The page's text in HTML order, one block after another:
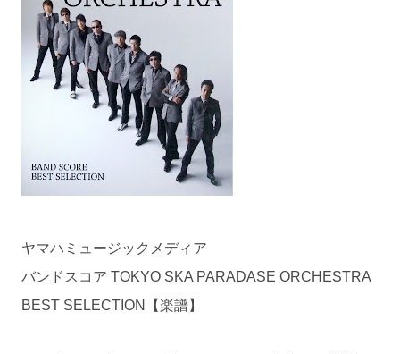
ヤマハミュージックメディア
バンドスコア TOKYO SKA PARADASE ORCHESTRA
BEST SELECTION【楽譜】